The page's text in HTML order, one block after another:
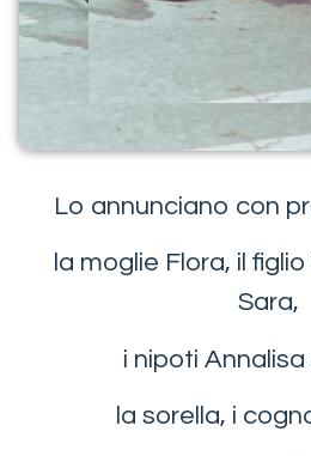
Lo annunciano con
la moglie Flora, il
Sara,
i nipoti
la sorella, i